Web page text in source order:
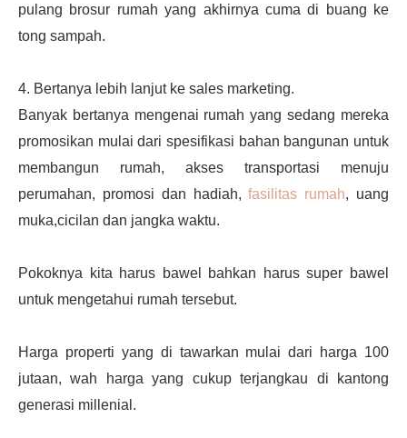
pulang brosur rumah yang akhirnya cuma di buang ke
tong sampah.
4. Bertanya lebih lanjut ke sales marketing.
Banyak bertanya mengenai rumah yang sedang mereka
promosikan mulai dari spesifikasi bahan bangunan untuk
membangun rumah, akses transportasi menuju
perumahan, promosi dan hadiah,fasilitas rumah, uang
muka,cicilan dan jangka waktu.
Pokoknya kita harus bawel bahkan harus super bawel
untuk mengetahui rumah tersebut.
Harga properti yang di tawarkan mulai dari harga 100
jutaan, wah harga yang cukup terjangkau di kantong
generasi millenial.